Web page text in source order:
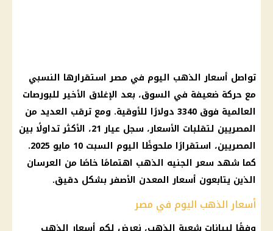
تواصل أسعار الذهب اليوم في مصر استقرارها النسبي
مع حركة ضعيفة في السوق، بعد الإغلاق الأخير للبورصات
العالمية فوق 3340 دولارًا للأوقية. ومع ترقب العديد من
المصريين لتقلبات الأسعار، سجل عيار 21، الأكثر تداولًا بين
المصريين، استقرارًا ملحوظًا اليوم السبت 10 مايو 2025.
كما شهد سعر الجنيه الذهب اهتمامًا خاصًا من العرسان
الذين يتابعون أسعار المعدن الأصفر بشكل دقيق.
أسعار الذهب اليوم في مصر